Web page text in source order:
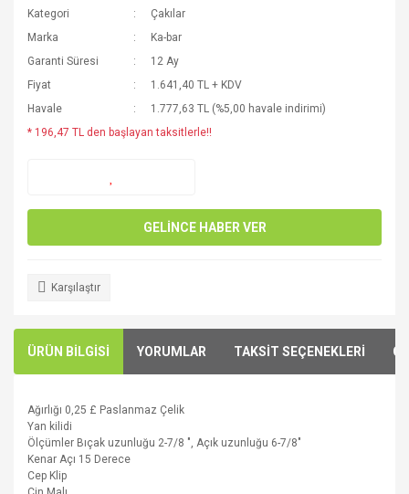
Kategori
Çakılar
Marka
Ka-bar
Garanti Süresi
12 Ay
Fiyat
1.641,40 TL + KDV
Havale
1.777,63 TL (%5,00 havale indirimi)
* 196,47 TL den başlayan taksitlerle!!
GELİNCE HABER VER
Karşılaştır
ÜRÜN BİLGİSİ YORUMLAR TAKSİT SEÇENEKLERİ
Ağırlığı 0,25 £ Paslanmaz Çelik
Yan kilidi
Ölçümler Bıçak uzunluğu 2-7/8 ", Açık uzunluğu 6-7/8"
Kenar Açı 15 Derece
Cep Klip